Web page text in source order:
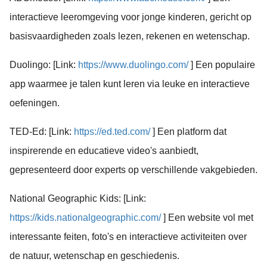
interactieve leeromgeving voor jonge kinderen, gericht op
basisvaardigheden zoals lezen, rekenen en wetenschap.
Duolingo: [Link: https://www.duolingo.com/] Een populaire
app waarmee je talen kunt leren via leuke en interactieve
oefeningen.
TED-Ed: [Link: https://ed.ted.com/] Een platform dat
inspirerende en educatieve video's aanbiedt,
gepresenteerd door experts op verschillende vakgebieden.
National Geographic Kids: [Link:
https://kids.nationalgeographic.com/] Een website vol met
interessante feiten, foto's en interactieve activiteiten over
de natuur, wetenschap en geschiedenis.